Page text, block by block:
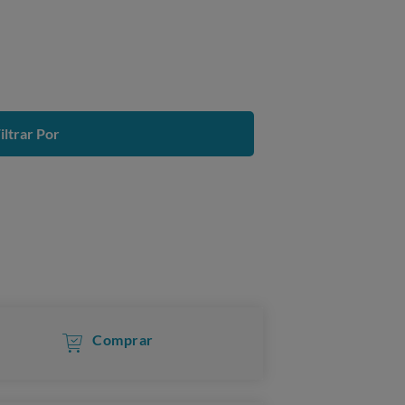
Por
Comprar